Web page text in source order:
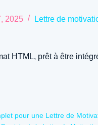
2025 Lettre de
HTML, prêt à être
pour une Lettre de